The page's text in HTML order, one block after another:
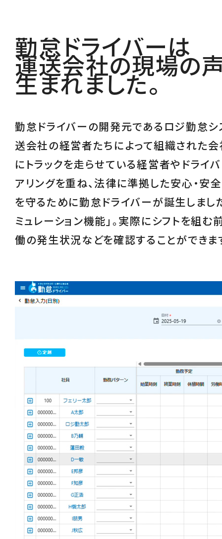
勤怠ドライバーは
運送会社の現場の
生まれました。
勤怠ドライバーの開発元であるロジ勤怠シ
送会社の経営者たちによって組織された
にトラックを走らせている経営者やドライ
アリングを重ね、法律に準拠した安心・安
を守るために勤怠ドライバーが誕生しまし
ミュレーション機能 」。実際にシフトを組
働の発生状況などを確認することができま